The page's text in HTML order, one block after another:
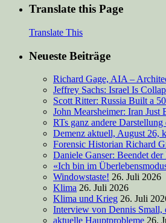
Translate this Page
Translate This
Neueste Beiträge
Richard Gage, AIA –
Jeffrey Sachs: Israel Is
Scott Ritter: Russia Built a
John Mearsheimer: Iran
RTs ganz andere Darstellung
Demenz aktuell, August 26,
Forensic Historian Richard
Daniele Ganser: Beendet
«Ich bin im
Windowstaste! 26. Juli 2026
Klima 26. Juli 2026
Klima und Krieg 26. Juli
Interview von Dennis Small,
aktuelle Hauptprobleme 26.